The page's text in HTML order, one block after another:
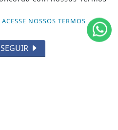
ACESSE NOSSOS TERMOS